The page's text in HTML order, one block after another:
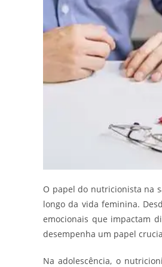
O papel do nutricionista na
longo da vida feminina.
emocionais que impactam
desempenha um papel
Na adolescência, o